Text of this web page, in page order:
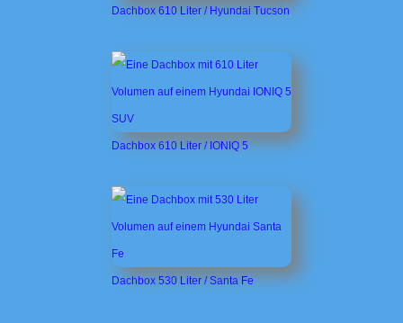
Dachbox 610 Liter / Hyundai Tucson
Dachbox 610 Liter / IONIQ 5
Dachbox 530 Liter / Santa Fe